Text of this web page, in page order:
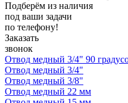
Подберём из наличия
под ваши задачи
по телефону!
Заказать
звонок
Отвод медный 3/4" 90
Отвод медный 3/4"
Отвод медный 3/8"
Отвод медный 22 мм